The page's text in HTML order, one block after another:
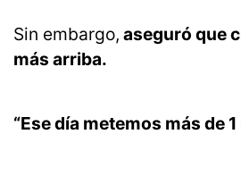
Sin embargo, aseguró que
más arriba.
“Ese día metemos más de